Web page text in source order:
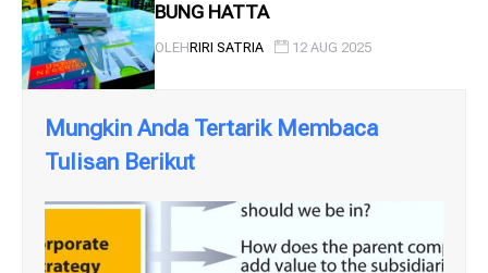
BUNG HATTA
OLEHRIRI SATRIA 12 AUG 2025
Mungkin Anda Tertarik Membaca
Tulisan Berikut